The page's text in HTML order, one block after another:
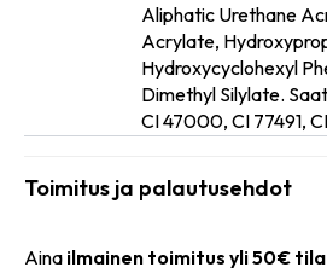
Aliphatic Urethane
Acrylate,
Hydroxycyclohexyl
Dimethyl Silylate.
CI 47000, CI 77491,
Toimitus ja palautusehdot
Aina ilmainen toimitus yli 50€